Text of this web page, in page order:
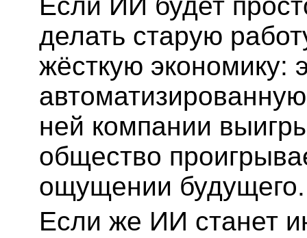
делать старую
жёсткую экономику:
ней компании
общество
ощущении будущего.
Если же ИИ станет